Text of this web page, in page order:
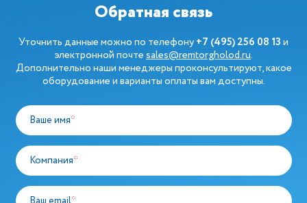
Обратная связь
Уточнить данные можно по телефону+7 (495) 256 08 13и
электронной почтеsales@remtorgholod.ru.
Дополнительно наши менеджеры проконсультируют, какое
оборудование и варианты оплаты вам доступны.
Ваше имя*
Компания*